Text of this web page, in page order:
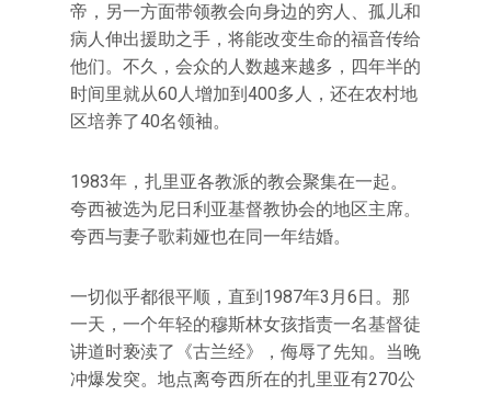
帝，另一方面带领教会向身边的穷人、孤儿和
病人伸出援助之手，将能改变生命的福音传给
他们。不久，会众的人数越来越多，四年半的
时间里就从60人增加到400多人，还在农村地
区培养了40名领袖。
1983年，扎里亚各教派的教会聚集在一起。
夸西被选为尼日利亚基督教协会的地区主席。
夸西与妻子歌莉娅也在同一年结婚。
一切似乎都很平顺，直到1987年3月6日。那
一天，一个年轻的穆斯林女孩指责一名基督徒
讲道时亵渎了《古兰经》，侮辱了先知。当晚
冲爆发突。地点离夸西所在的扎里亚有270公